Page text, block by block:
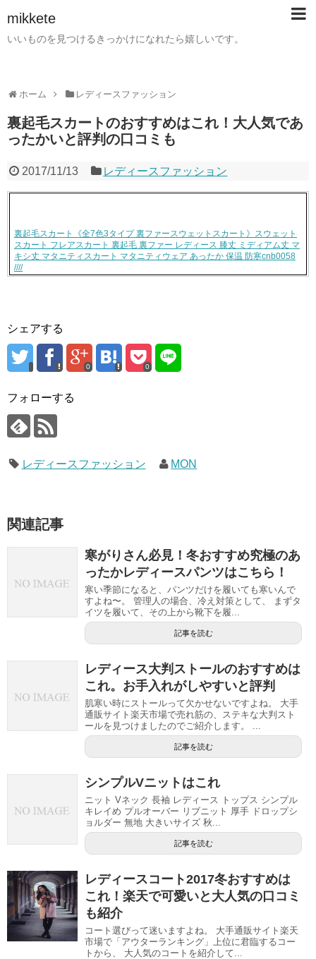
mikkete
いいものを見つけるきっかけになれたら嬉しいです。
ホーム レディースファッション
裏起毛スカートのおすすめはこれ！大人気であ
ったかいと評判の口コミも
2017/11/13 レディースファッション
裏起毛スカート《全7色3タイプ 裏ファースウェットスカート》スウェット
スカート フレアスカート 裏起毛 裏ファー レディース 膝丈 ミディアム丈 マ
キシ丈 マタニティスカート マタニティウェア あったか 保温 防寒cnb0058
////
シェアする
0 0
フォローする
レディースファッション MON
関連記事
寒がりさん必見！冬おすすめ究極のあ
ったかレディースパンツはこちら！
寒い季節になると、パンツだけを履いても寒いんで
すよね〜。 管理人の場合、冷え対策として、 まずタ
イツを履いて、その上から靴下を履...
記事を読む
レディース大判ストールのおすすめは
これ。お手入れがしやすいと評判
肌寒い時にストールって欠かせないですよね。 大手
通販サイト楽天市場で売れ筋の、ステキな大判スト
ールを見つけましたのでご紹介します。 ...
記事を読む
シンプルVニットはこれ
ニット Vネック 長袖 レディース トップス シンプル
キレイめ プルオーバー リブニット 厚手 ドロップシ
ョルダー 無地 大きいサイズ 秋...
記事を読む
レディースコート2017冬おすすめは
これ！楽天で可愛いと大人気の口コミ
も紹介
コート選びって迷いますよね。 大手通販サイト楽天
市場で「アウターランキング」上位に君臨するコー
トから、 大人気のコートを紹介して...